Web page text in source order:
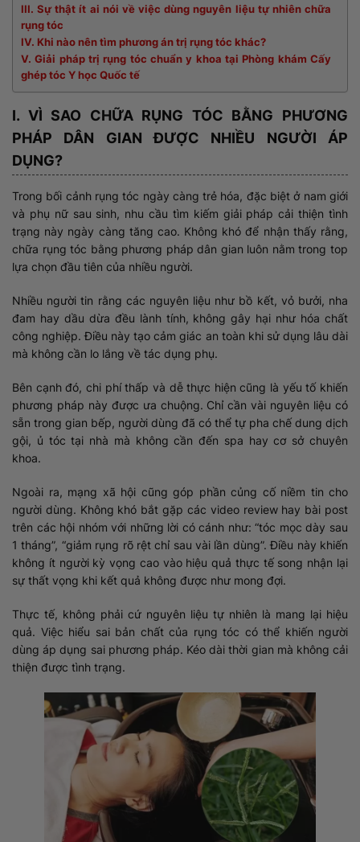
III. Sự thật ít ai nói về việc dùng nguyên liệu tự nhiên chữa
rụng tóc
IV. Khi nào nên tìm phương án trị rụng tóc khác?
V. Giải pháp trị rụng tóc chuẩn y khoa tại Phòng khám Cấy
ghép tóc Y học Quốc tế
I. VÌ SAO CHỮA RỤNG TÓC BẰNG PHƯƠNG
PHÁP DÂN GIAN ĐƯỢC NHIỀU NGƯỜI ÁP
DỤNG?
Trong bối cảnh rụng tóc ngày càng trẻ hóa, đặc biệt ở nam giới
và phụ nữ sau sinh, nhu cầu tìm kiếm giải pháp cải thiện tình
trạng này ngày càng tăng cao. Không khó để nhận thấy rằng,
chữa rụng tóc bằng phương pháp dân gian luôn nằm trong top
lựa chọn đầu tiên của nhiều người.
Nhiều người tin rằng các nguyên liệu như bồ kết, vỏ bưởi, nha
đam hay dầu dừa đều lành tính, không gây hại như hóa chất
công nghiệp. Điều này tạo cảm giác an toàn khi sử dụng lâu dài
mà không cần lo lắng về tác dụng phụ.
Bên cạnh đó, chi phí thấp và dễ thực hiện cũng là yếu tố khiến
phương pháp này được ưa chuộng. Chỉ cần vài nguyên liệu có
sẵn trong gian bếp, người dùng đã có thể tự pha chế dung dịch
gội, ủ tóc tại nhà mà không cần đến spa hay cơ sở chuyên
khoa.
Ngoài ra, mạng xã hội cũng góp phần củng cố niềm tin cho
người dùng. Không khó bắt gặp các video review hay bài post
trên các hội nhóm với những lời có cánh như: “tóc mọc dày sau
1 tháng”, “giảm rụng rõ rệt chỉ sau vài lần dùng”. Điều này khiến
không ít người kỳ vọng cao vào hiệu quả thực tế song nhận lại
sự thất vọng khi kết quả không được như mong đợi.
Thực tế, không phải cứ nguyên liệu tự nhiên là mang lại hiệu
quả. Việc hiểu sai bản chất của rụng tóc có thể khiến người
dùng áp dụng sai phương pháp. Kéo dài thời gian mà không cải
thiện được tình trạng.